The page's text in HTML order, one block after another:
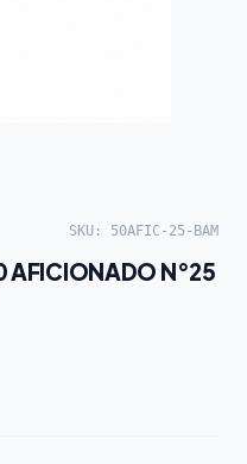
SKU: 50AFIC-25-BAM
AFICIONADO N°25